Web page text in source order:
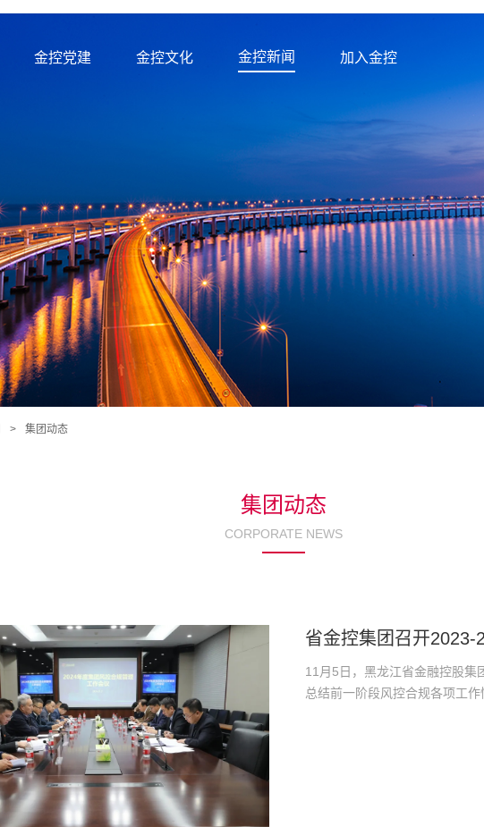
金控党建 金控文化 金控新闻 加入金控
> 集团动态
集团动态
CORPORATE NEWS
省金控集团召开2023-
11月5日，黑龙江省金融控股
总结前一阶段风控合规各项工